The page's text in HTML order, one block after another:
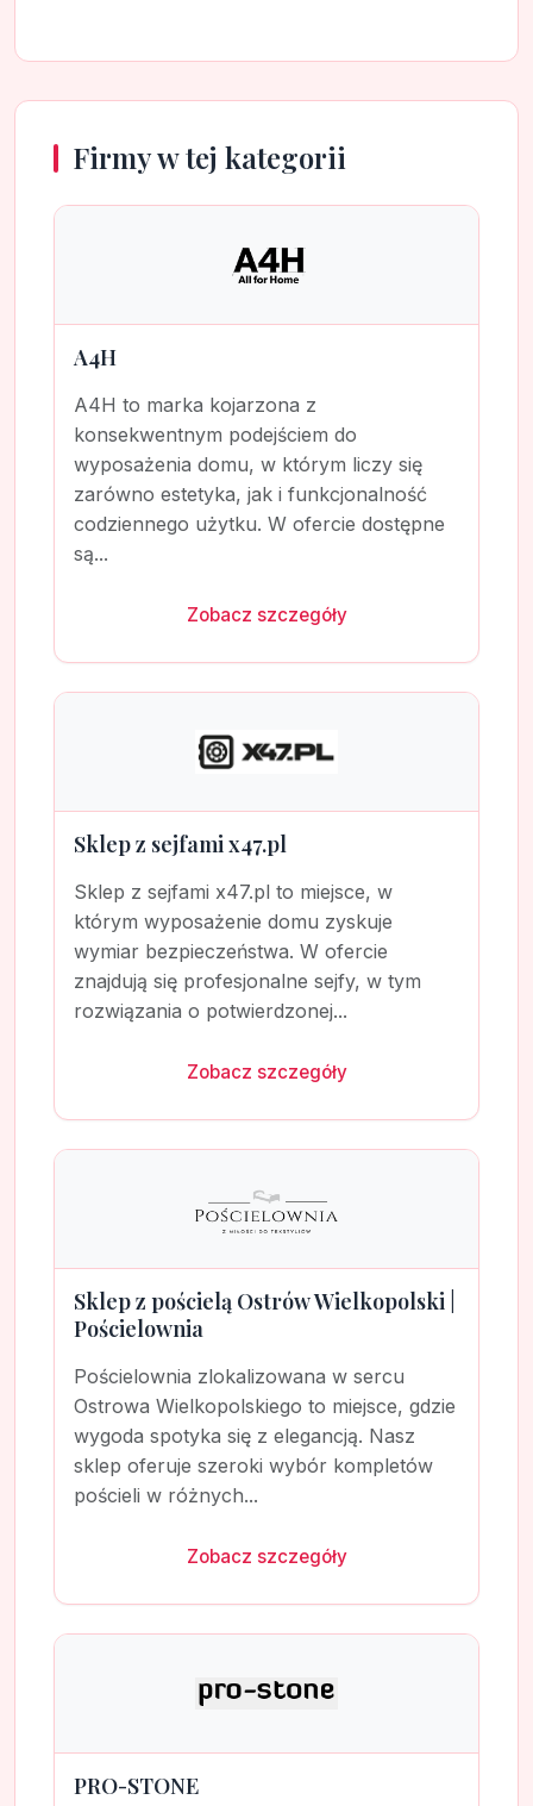
Firmy w tej kategorii
A4H
A4H to marka kojarzona z
konsekwentnym podejściem do
wyposażenia domu, w którym liczy się
zarówno estetyka, jak i funkcjonalność
codziennego użytku. W ofercie dostępne
są...
Zobacz szczegóły
Sklep z sejfami x47.pl
Sklep z sejfami x47.pl to miejsce, w
którym wyposażenie domu zyskuje
wymiar bezpieczeństwa. W ofercie
znajdują się profesjonalne sejfy, w tym
rozwiązania o potwierdzonej...
Zobacz szczegóły
Sklep z pościelą Ostrów Wielkopolski |
Pościelownia
Pościelownia zlokalizowana w sercu
Ostrowa Wielkopolskiego to miejsce, gdzie
wygoda spotyka się z elegancją. Nasz
sklep oferuje szeroki wybór kompletów
pościeli w różnych...
Zobacz szczegóły
PRO-STONE